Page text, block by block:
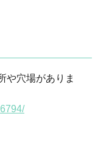
や穴場がありま